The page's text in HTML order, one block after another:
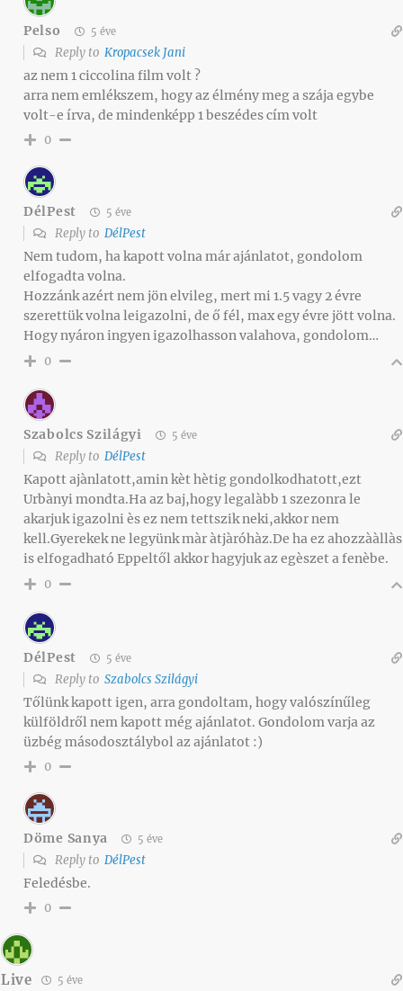
Pelso 5 éve
Reply to Kropacsek Jani
az nem 1 ciccolina film volt ?
arra nem emlékszem, hogy az élmény meg a szája egybe
volt-e írva, de mindenképp 1 beszédes cím volt
0
DélPest 5 éve
Reply to DélPest
Nem tudom, ha kapott volna már ajánlatot, gondolom
elfogadta volna.
Hozzánk azért nem jön elvileg, mert mi 1.5 vagy 2 évre
szerettük volna leigazolni, de ő fél, max egy évre jött volna.
Hogy nyáron ingyen igazolhasson valahova, gondolom…
0
Szabolcs Szilágyi 5 éve
Reply to DélPest
Kapott ajànlatott,amin kèt hètig gondolkodhatott,ezt
Urbànyi mondta.Ha az baj,hogy legalàbb 1 szezonra le
akarjuk igazolni ès ez nem tettszik neki,akkor nem
kell.Gyerekek ne legyünk màr àtjàróhàz.De ha ez ahozzààllàs
is elfogadható Eppeltől akkor hagyjuk az egèszet a fenèbe.
0
DélPest 5 éve
Reply to Szabolcs Szilágyi
Tőlünk kapott igen, arra gondoltam, hogy valószínűleg
külföldről nem kapott még ajánlatot. Gondolom varja az
üzbég másodosztálybol az ajánlatot :)
0
Döme Sanya 5 éve
Reply to DélPest
Feledésbe.
0
Live 5 éve